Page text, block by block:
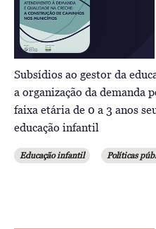
Subsídios ao gestor da
a organização da demanda
faixa etária de 0 a 3 anos
educação infantil
Educação infantil Políticas